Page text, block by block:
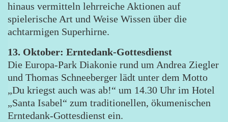
hinaus vermitteln lehrreiche Aktionen auf
spielerische Art und Weise Wissen über die
achtarmigen Superhirne.
13. Oktober: Erntedank-Gottesdienst
Die Europa-Park Diakonie rund um Andrea Ziegler
und Thomas Schneeberger lädt unter dem Motto
„Du kriegst auch was ab!“ um 14.30 Uhr im Hotel
„Santa Isabel“ zum traditionellen, ökumenischen
Erntedank-Gottesdienst ein.